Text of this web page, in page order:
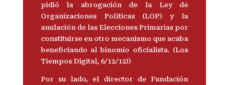
pidió la abrogación de la Ley de
Organizaciones Políticas (LOP) y la
anulación de las Elecciones Primarias por
constituirse en otro mecanismo que acaba
beneficiando al binomio oficialista. (Los
Tiempos Digital, 6/12/12))
Por su lado, el director de Fundación